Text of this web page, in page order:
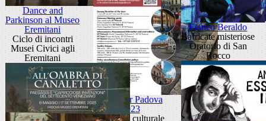
Dance and
Parkinson al Museo
Eremitani
Ciclo di incontri
Musei Civici agli
Eremitani
Discover Padova
2023
Itinerario culturale
Franco Beraldo
Barricate misteriose
Oratorio di San
Rocco